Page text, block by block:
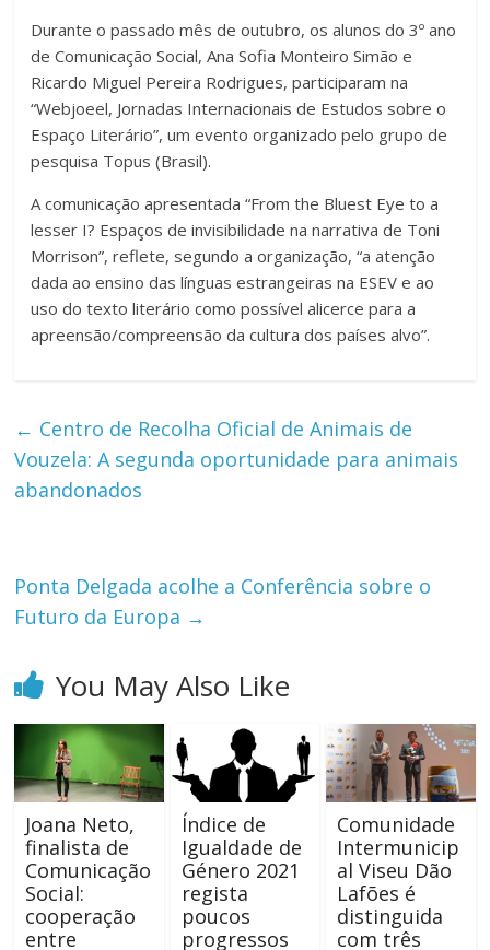
Durante o passado mês de outubro, os alunos do 3º ano
de Comunicação Social, Ana Sofia Monteiro Simão e
Ricardo Miguel Pereira Rodrigues, participaram na
“Webjoeel, Jornadas Internacionais de Estudos sobre o
Espaço Literário”, um evento organizado pelo grupo de
pesquisa Topus (Brasil).
A comunicação apresentada “From the Bluest Eye to a
lesser I? Espaços de invisibilidade na narrativa de Toni
Morrison”, reflete, segundo a organização, “a atenção
dada ao ensino das línguas estrangeiras na ESEV e ao
uso do texto literário como possível alicerce para a
apreensão/compreensão da cultura dos países alvo”.
← Centro de Recolha Oficial de Animais de
Vouzela: A segunda oportunidade para animais
abandonados
Ponta Delgada acolhe a Conferência sobre o
Futuro da Europa →
You May Also Like
Joana Neto,
finalista de
Comunicação
Social:
cooperação
entre
Índice de
Igualdade de
Género 2021
regista
poucos
progressos
Comunidade
Intermunicip
al Viseu Dão
Lafões é
distinguida
com três